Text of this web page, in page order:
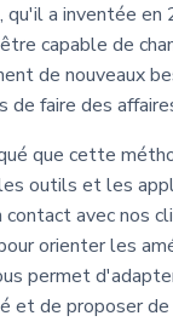
qu'il a inventée en
capable de
de nouveaux
de faire des
que cette
outils et les
avec nos
orienter les
permet
et de proposer